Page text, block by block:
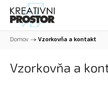
Domov / Vzorkovňa a kontakt
Vzorkovňa a